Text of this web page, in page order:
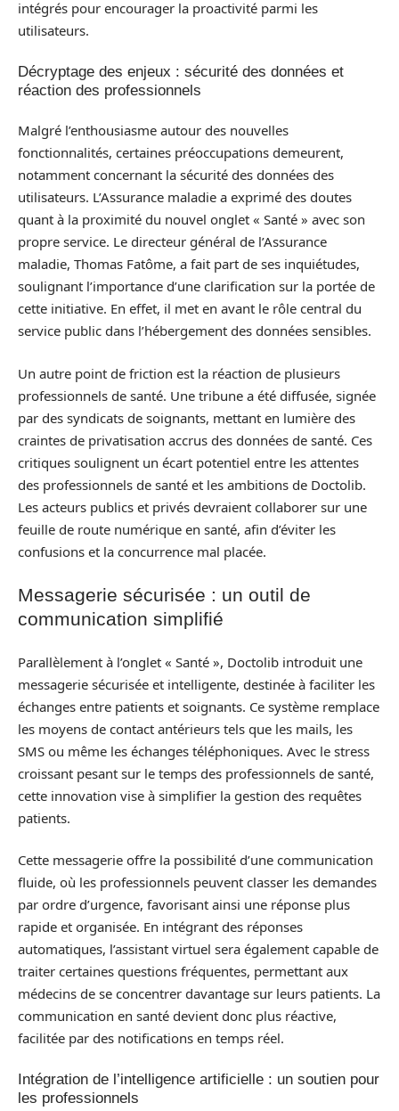
intégrés pour encourager la proactivité parmi les
utilisateurs.
Décryptage des enjeux : sécurité des données et
réaction des professionnels
Malgré l’enthousiasme autour des nouvelles
fonctionnalités, certaines préoccupations demeurent,
notamment concernant la sécurité des données des
utilisateurs. L’Assurance maladie a exprimé des doutes
quant à la proximité du nouvel onglet « Santé » avec son
propre service. Le directeur général de l’Assurance
maladie, Thomas Fatôme, a fait part de ses inquiétudes,
soulignant l’importance d’une clarification sur la portée de
cette initiative. En effet, il met en avant le rôle central du
service public dans l’hébergement des données sensibles.
Un autre point de friction est la réaction de plusieurs
professionnels de santé. Une tribune a été diffusée, signée
par des syndicats de soignants, mettant en lumière des
craintes de privatisation accrus des données de santé. Ces
critiques soulignent un écart potentiel entre les attentes
des professionnels de santé et les ambitions de Doctolib.
Les acteurs publics et privés devraient collaborer sur une
feuille de route numérique en santé, afin d’éviter les
confusions et la concurrence mal placée.
Messagerie sécurisée : un outil de
communication simplifié
Parallèlement à l’onglet « Santé », Doctolib introduit une
messagerie sécurisée et intelligente, destinée à faciliter les
échanges entre patients et soignants. Ce système remplace
les moyens de contact antérieurs tels que les mails, les
SMS ou même les échanges téléphoniques. Avec le stress
croissant pesant sur le temps des professionnels de santé,
cette innovation vise à simplifier la gestion des requêtes
patients.
Cette messagerie offre la possibilité d’une communication
fluide, où les professionnels peuvent classer les demandes
par ordre d’urgence, favorisant ainsi une réponse plus
rapide et organisée. En intégrant des réponses
automatiques, l’assistant virtuel sera également capable de
traiter certaines questions fréquentes, permettant aux
médecins de se concentrer davantage sur leurs patients. La
communication en santé devient donc plus réactive,
facilitée par des notifications en temps réel.
Intégration de l’intelligence artificielle : un soutien pour
les professionnels